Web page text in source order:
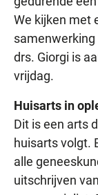
We kijken met
samenwerking
drs. Giorgi is
vrijdag.
Huisarts in
Dit is een arts
huisarts volgt.
alle
uitschrijven